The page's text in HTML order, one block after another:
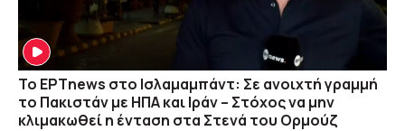
Το ΕΡΤnews στο Ισλαμαμπάντ: Σε ανοιχτή γραμμή
το Πακιστάν με ΗΠΑ και Ιράν – Στόχος να μην
κλιμακωθεί η ένταση στα Στενά του Ορμούζ